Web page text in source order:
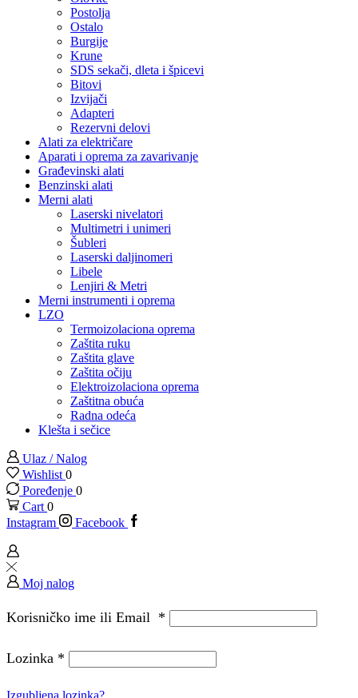
Postolja
Ostalo
Burgije
Krune
SDS sekači, dleta i špicevi
Bitovi
Izvijači
Adapteri
Rezervni delovi
Alati za električare
Aparati i oprema za zavarivanje
Građevinski alati
Benzinski alati
Merni alati
Laserski nivelatori
Multimetri i unimeri
Šubleri
Laserski daljinomeri
Libele
Lenjiri & Metri
Merni instrumenti i oprema
LZO
Termoizolaciona oprema
Zaštita ruku
Zaštita glave
Zaštita očiju
Elektroizolaciona oprema
Zaštitna obuća
Radna odeća
Klešta i sečice
Ulaz / Nalog
Wishlist 0
Poređenje 0
Cart 0
Instagram
Facebook
Moj nalog
Korisničko ime ili Email *
Lozinka *